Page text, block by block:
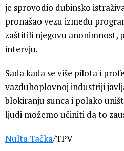
je sprovodio dubinsko
pronašao vezu između
zaštitili njegovu anonimnost,
intervju.
Sada kada se više pilota i
vazduhoplovnoj industriji
blokiranju sunca i polako
ljudi možemo učiniti da to
Nulta Tačka/TPV